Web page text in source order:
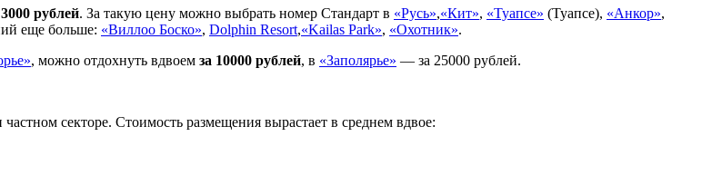
рублей. За такую цену можно выбрать номер Стандарт в «Русь»,«Кит», «Туапсе» (Туапсе), «Анкор»,
еще больше: «Виллоо Боско», Dolphin Resort,«Kailas Park», «Охотник».
, можно отдохнуть вдвоем за 10000 рублей, в «Заполярье» — за 25000 рублей.
секторе. Стоимость размещения вырастает в среднем вдвое: